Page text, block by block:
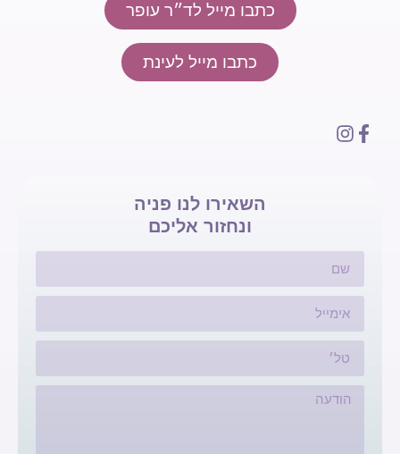
כתבו מייל לד״ר עופר
כתבו מייל לעינת
השאירו לנו פניה
ונחזור אליכם